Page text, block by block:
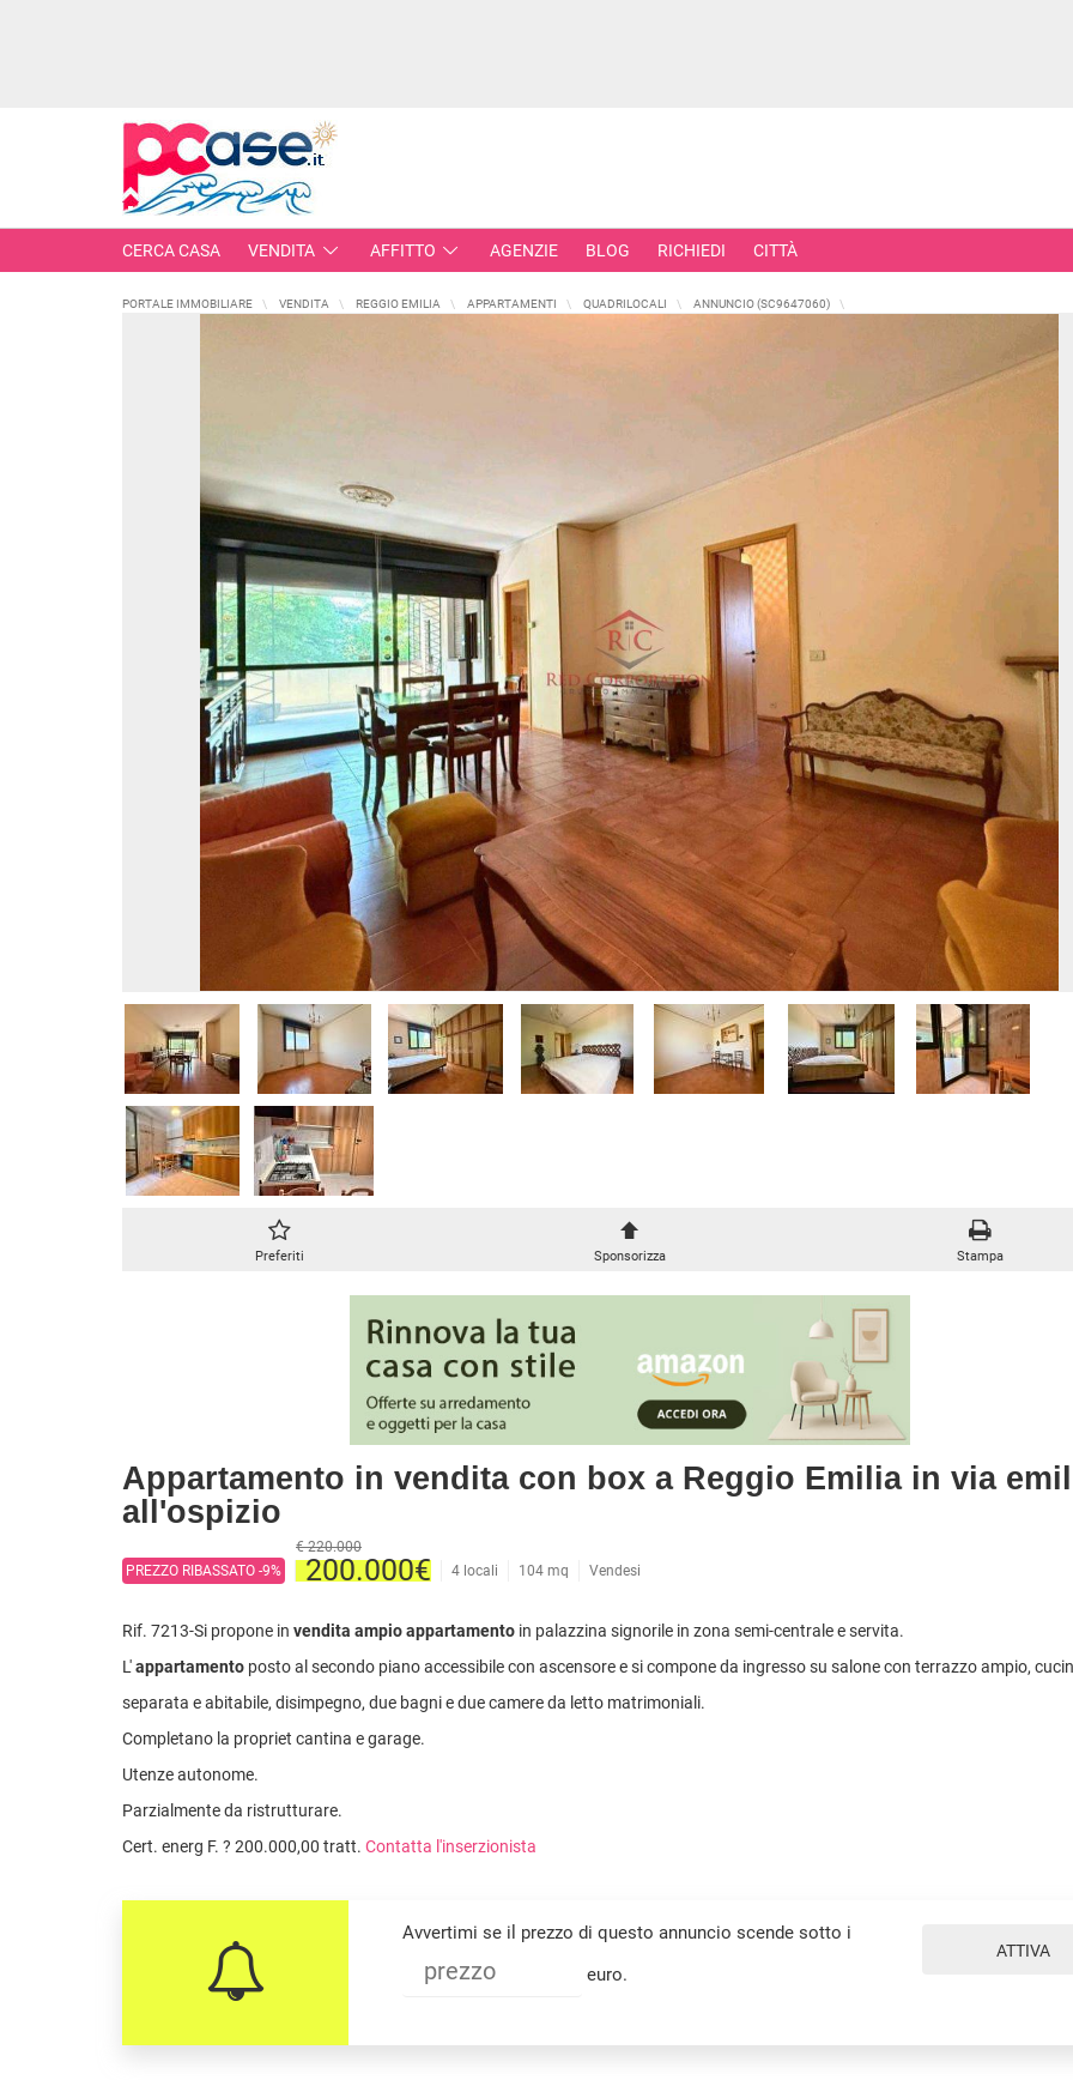
CERCA CASA VENDITA AFFITTO AGENZIE BLOG RICHIEDI CITTÀ
MONOLOCALI
BILOCALI
QUADRILOCALI
CASE INDIPENDENTI
MANSARDE
RUSTICI E CASALI
LOCALI COMMERCIALI
MAGAZZINI
NEGOZI
UFFICI
ATTIVITÀ COMMERCIALI
TERRENI
AGRICOLI
COMMERCIALI
EDIFICABILI
INDUSTRIALI
RICERCHE FREQUENTI
APPARTAMENTI ALL'ASTA
VILLE CON GIARDINO
VILLETTE A SCHIERA
IMMOBILI IN AFFITTO
TRILOCALI
QUADRILOCALI
ATTICI
CASE INDIPENDENTI
LOFT
MANSARDE
VILLE
COMMERCIALI
CAPANNONI
LABORATORI
LOCALI COMMERCIALI
MAGAZZINI
NEGOZI
UFFICI
RICERCHE FREQUENTI
APPARTAMENTI ARREDATI
APPARTAMENTI PIANO TERRA
APPARTAMENTI PIANO ALTO
APPARTAMENTI CON GIARDINO
APPARTAMENTI CON BOX
APPARTAMENTI VICINO ALLA
METROPOLITANA
PORTALE IMMOBILIARE VENDITA REGGIO EMILIA APPARTAMENTI QUADRILOCALI ANNUNCIO (SC9647060)
Preferiti Sponsorizza Stampa
Appartamento in vendita con box a Reggio Emilia in via
all'ospizio
PREZZO RIBASSATO -9%
€ 220.000
200.000€ 4 locali 104 mq Vendesi
Rif. 7213-Si propone in vendita ampio appartamento in palazzina signorile in zona semi-centrale e servita.
L'appartamento posto al secondo piano accessibile con ascensore e si compone da ingresso su salone con terrazzo ampio,
separata e abitabile, disimpegno, due bagni e due camere da letto matrimoniali.
Completano la propriet cantina e garage.
Utenze autonome.
Parzialmente da ristrutturare.
Cert. energ F. ? 200.000,00 tratt. Contatta l'inserzionista
Avvertimi se il prezzo di questo annuncio scende sotto i
euro.
ATTIVA